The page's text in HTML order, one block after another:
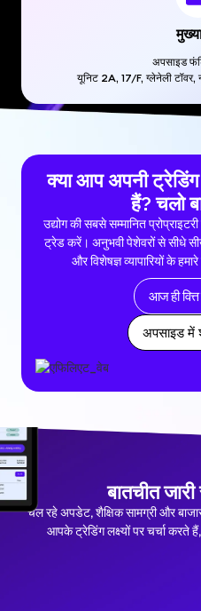
अपसाइड
यूनिट 2A, 17/F, ग्लेनेली टॉवर,
क्या आप अपनी
हैं? चलो
उद्योग की सबसे सम्मानित
ट्रेड करें। अनुभवी पेशेवरों से सीधे
और विशेषज्ञ व्यापारियों के
आज ही वित्त
अपसाइड में
बातचीत
चल रहे अपडेट, शैक्षिक सामग्री और
आपके ट्रेडिंग लक्ष्यों पर चर्चा करते